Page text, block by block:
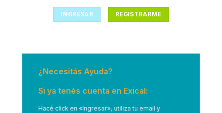
INGRESAR REGISTRARME
¿Necesitás Ayuda?
Si ya tenés cuenta en Exical:
Hacé click en «Ingresar», utiliza tu email y